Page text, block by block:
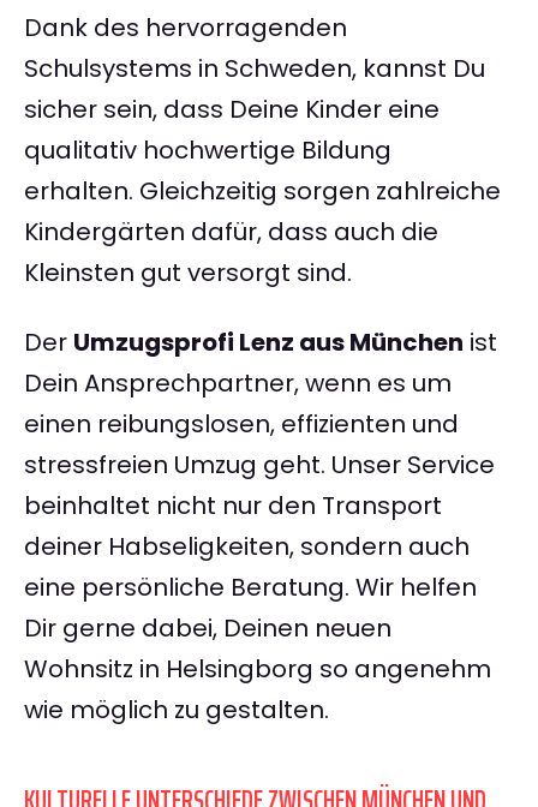
Dank des hervorragenden
Schulsystems in Schweden, kannst Du
sicher sein, dass Deine Kinder eine
qualitativ hochwertige Bildung
erhalten. Gleichzeitig sorgen zahlreiche
Kindergärten dafür, dass auch die
Kleinsten gut versorgt sind.
Der Umzugsprofi Lenz aus München ist
Dein Ansprechpartner, wenn es um
einen reibungslosen, effizienten und
stressfreien Umzug geht. Unser Service
beinhaltet nicht nur den Transport
deiner Habseligkeiten, sondern auch
eine persönliche Beratung. Wir helfen
Dir gerne dabei, Deinen neuen
Wohnsitz in Helsingborg so angenehm
wie möglich zu gestalten.